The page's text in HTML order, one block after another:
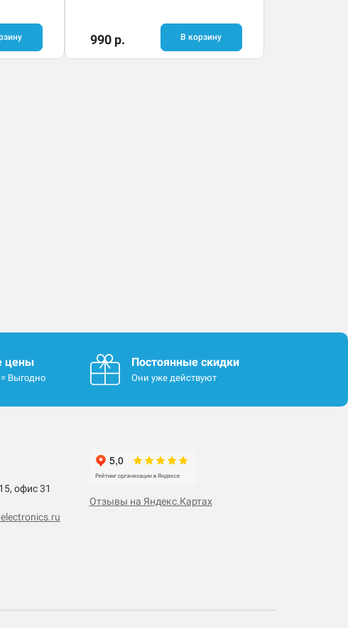
990 р. В корзину
цены
Выгодно
Постоянные скидки
Они уже действуют
офис 31
Отзывы на Яндекс.Картах